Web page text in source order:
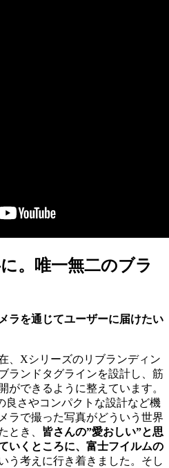
。唯一無二のブラ
ラを通じてユーザーに届けたい
、Xシリーズのリブランディン
ランドタグラインを設計し、筋
ができるように整えています。
良さやコンパクトな設計など機
ラで撮った写真がどういう世界
とき、 皆さんの”愛おしい”と思
いくところに、富士フイルムの
う考えに行き着きました。そし